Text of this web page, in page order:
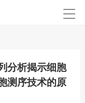
分析揭示细胞
测序技术的原